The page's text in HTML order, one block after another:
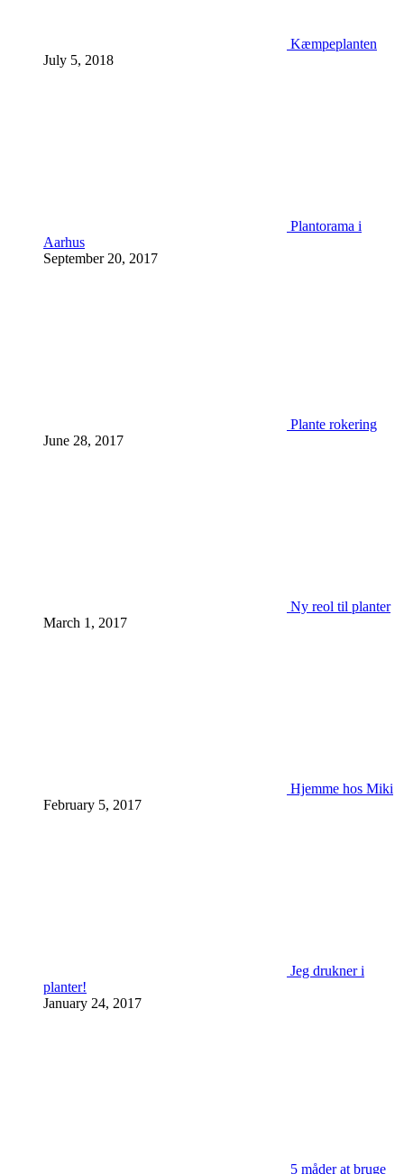
Kæmpeplanten
July 5, 2018
Plantorama i
Aarhus
September 20, 2017
Plante rokering
June 28, 2017
Ny reol til planter
March 1, 2017
Hjemme hos Miki
February 5, 2017
Jeg drukner i
planter!
January 24, 2017
5 måder at bruge